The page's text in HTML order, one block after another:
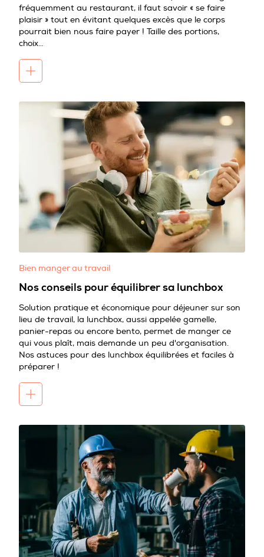
fréquemment au restaurant, il faut savoir « se faire
plaisir » tout en évitant quelques excès que le corps
pourrait bien nous faire payer ! Taille des portions,
choix…
Bien manger au travail
Nos conseils pour équilibrer sa lunchbox
Solution pratique et économique pour déjeuner sur son
lieu de travail, la lunchbox, aussi appelée gamelle,
panier-repas ou encore bento, permet de manger ce
qui vous plaît, mais demande un peu d'organisation.
Nos astuces pour des lunchbox équilibrées et faciles à
préparer !